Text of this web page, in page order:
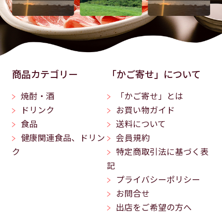
商品カテゴリー
焼酎・酒
ドリンク
食品
健康関連食品、ドリン
ク
「かご寄せ」について
「かご寄せ」とは
お買い物ガイド
送料について
会員規約
特定商取引法に基づく表
記
プライバシーポリシー
お問合せ
出店をご希望の方へ